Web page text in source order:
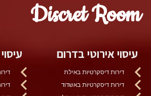
Discret Room
עיסוי אירוטי בדרום
דירות דיסקרטיות באילת
דירות דיסקרטיות באשדוד